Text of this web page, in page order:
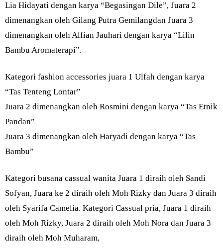
Lia Hidayati dengan karya “Begasingan Dile”, Juara 2
dimenangkan oleh Gilang Putra Gemilangdan Juara 3
dimenangkan oleh Alfian Jauhari dengan karya “Lilin
Bambu Aromaterapi”.
Kategori fashion accessories juara 1 Ulfah dengan karya
“Tas Tenteng Lontar”
Juara 2 dimenangkan oleh Rosmini dengan karya “Tas Etnik
Pandan”
Juara 3 dimenangkan oleh Haryadi dengan karya “Tas
Bambu”
Kategori busana cassual wanita Juara 1 diraih oleh Sandi
Sofyan, Juara ke 2 diraih oleh Moh Rizky dan Juara 3 diraih
oleh Syarifa Camelia. Kategori Cassual pria, Juara 1 diraih
oleh Moh Rizky, Juara 2 diraih oleh Moh Nora dan Juara 3
diraih oleh Moh Muharam,